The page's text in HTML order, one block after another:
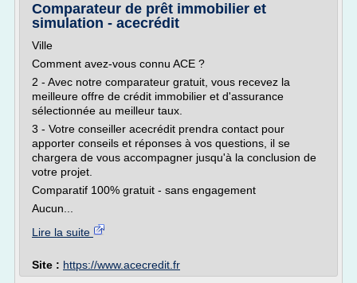
Comparateur de prêt immobilier et
simulation - acecrédit
Ville
Comment avez-vous connu ACE ?
2 - Avec notre comparateur gratuit, vous recevez la
meilleure offre de crédit immobilier et d'assurance
sélectionnée au meilleur taux.
3 - Votre conseiller acecrédit prendra contact pour
apporter conseils et réponses à vos questions, il se
chargera de vous accompagner jusqu'à la conclusion de
votre projet.
Comparatif 100% gratuit - sans engagement
Aucun...
Lire la suite
Site : https://www.acecredit.fr